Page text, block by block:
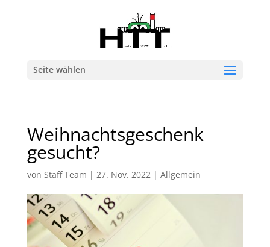
Seite wählen
Weihnachtsgeschenk
gesucht?
von Staff Team | 27. Nov. 2022| Allgemein